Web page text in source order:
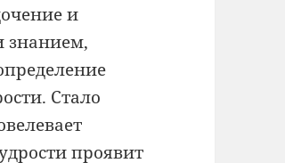
и
знанием,
Стало
проявит